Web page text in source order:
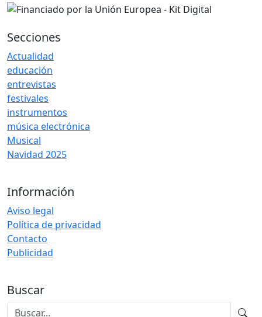
Secciones
Actualidad
educación
entrevistas
festivales
instrumentos
música electrónica
Musical
Navidad 2025
Información
Aviso legal
Política de privacidad
Contacto
Publicidad
Buscar